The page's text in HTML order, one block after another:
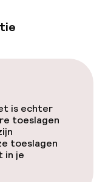
feesten
is echter
toeslagen
toeslagen
in je